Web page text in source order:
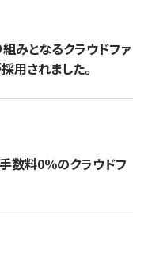
みとなるクラウドファ
用されました。
数料0％のクラウドフ